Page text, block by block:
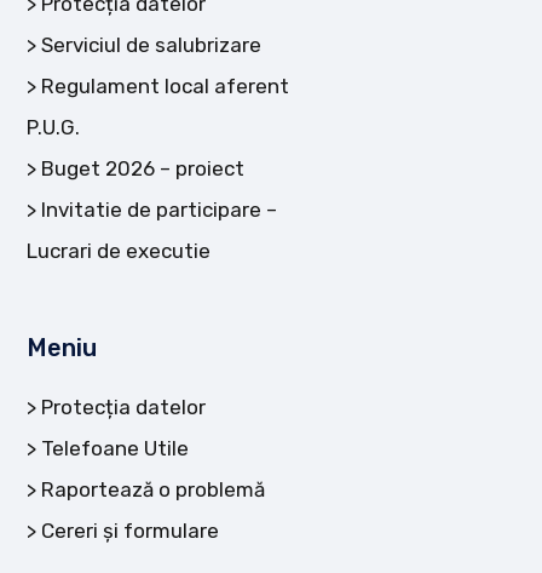
Serviciul de salubrizare
Regulament local aferent
P.U.G.
Buget 2026 – proiect
Invitatie de participare –
Lucrari de executie
Meniu
Protecția datelor
Telefoane Utile
Raportează o problemă
Cereri și formulare